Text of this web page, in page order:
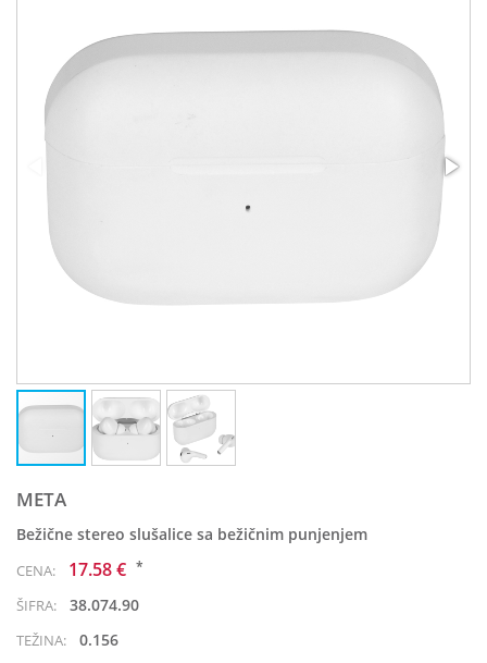
META
Bežične stereo slušalice sa bežičnim punjenjem
CENA: 17.58 € *
ŠIFRA: 38.074.90
TEŽINA: 0.156